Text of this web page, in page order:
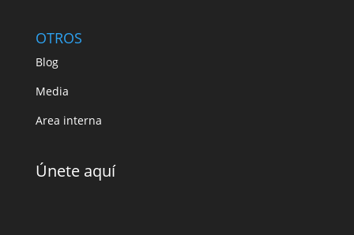
OTROS
Blog
Media
Area interna
Únete aquí